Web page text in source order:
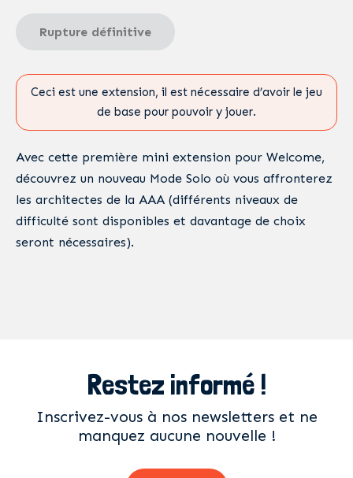
Rupture définitive
Ceci est une extension, il est nécessaire d’avoir le jeu
de base pour pouvoir y jouer.
Avec cette première mini extension pour Welcome,
découvrez un nouveau Mode Solo où vous affronterez
les architectes de la AAA (différents niveaux de
difficulté sont disponibles et davantage de choix
seront nécessaires).
Restez informé !
Inscrivez-vous à nos newsletters et ne
manquez aucune nouvelle !